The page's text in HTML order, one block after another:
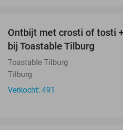
Ontbijt met crosti of tosti
bij Toastable Tilburg
Toastable Tilburg
Tilburg
Verkocht: 491